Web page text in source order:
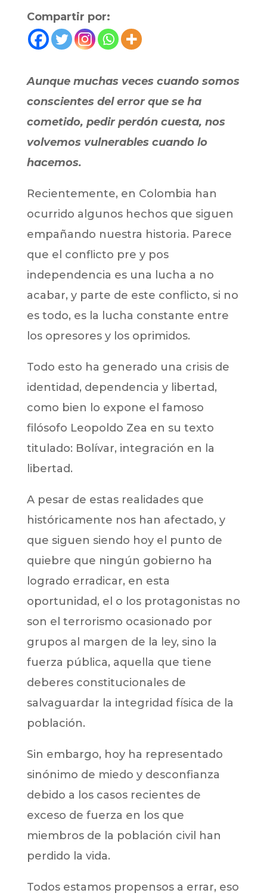
Compartir por:
Aunque muchas veces cuando somos
conscientes del error que se ha
cometido, pedir perdón cuesta, nos
volvemos vulnerables cuando lo
hacemos.
Recientemente, en Colombia han
ocurrido algunos hechos que siguen
empañando nuestra historia. Parece
que el conflicto pre y pos
independencia es una lucha a no
acabar, y parte de este conflicto, si no
es todo, es la lucha constante entre
los opresores y los oprimidos.
Todo esto ha generado una crisis de
identidad, dependencia y libertad,
como bien lo expone el famoso
filósofo Leopoldo Zea en su texto
titulado: Bolívar, integración en la
libertad.
A pesar de estas realidades que
históricamente nos han afectado, y
que siguen siendo hoy el punto de
quiebre que ningún gobierno ha
logrado erradicar, en esta
oportunidad, el o los protagonistas no
son el terrorismo ocasionado por
grupos al margen de la ley, sino la
fuerza pública, aquella que tiene
deberes constitucionales de
salvaguardar la integridad física de la
población.
Sin embargo, hoy ha representado
sinónimo de miedo y desconfianza
debido a los casos recientes de
exceso de fuerza en los que
miembros de la población civil han
perdido la vida.
Todos estamos propensos a errar, eso